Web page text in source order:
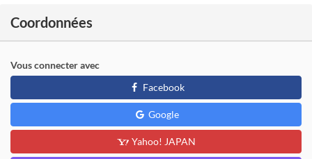
Coordonnées
Vous connecter avec
Facebook
Google
Yahoo! JAPAN